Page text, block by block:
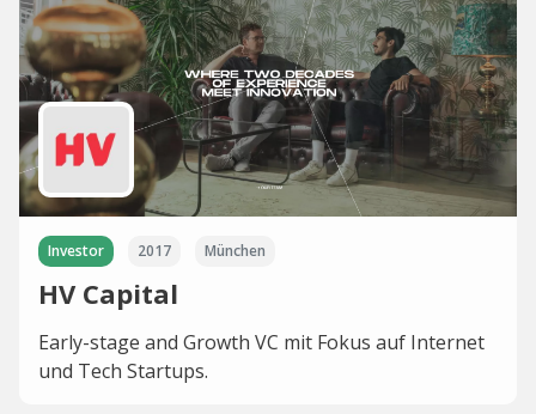
Investor 2017 München
HV Capital
Early-stage and Growth VC mit Fokus auf Internet
und Tech Startups.